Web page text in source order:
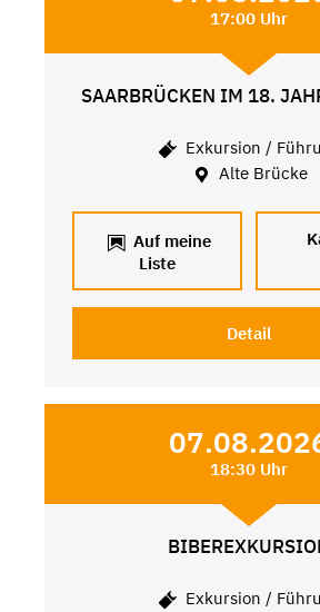
17:00 Uhr
SAARBRÜCKEN IM 18.
Exkursion /
Alte Brücke
Auf meine
Liste
Detail
18:30 Uhr
Exkursion /